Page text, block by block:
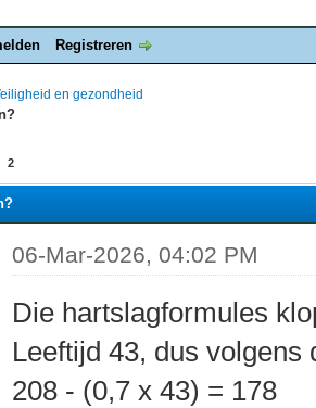
Registreren
en gezondheid
2
06-Mar-2026, 04:02 PM
Die hartslagformules
Leeftijd 43, dus volgens
208 - (0,7 x 43) = 178